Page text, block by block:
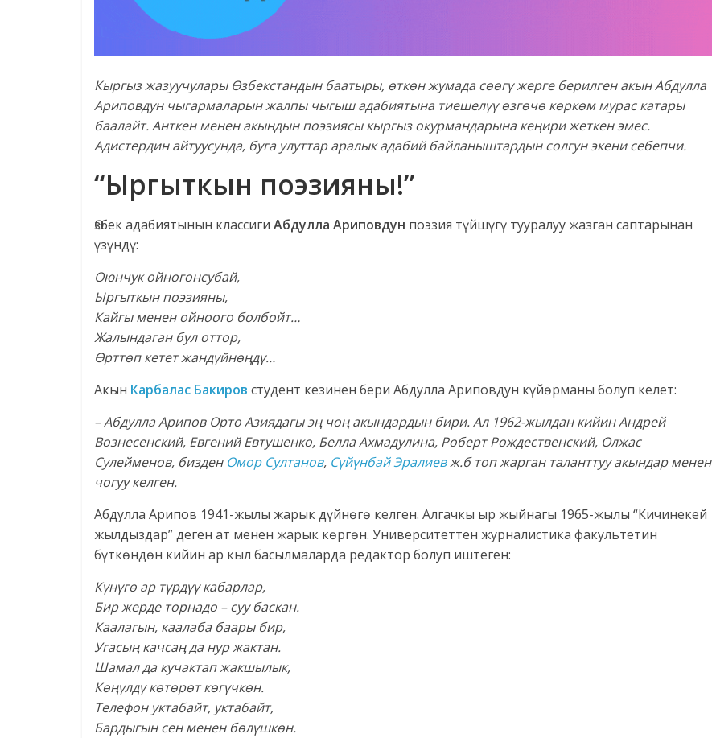
Кыргыз жазуучулары Өзбекстандын баатыры, өткөн жумада сөөгү жерге берилген акын Абдулла
Ариповдун чыгармаларын жалпы чыгыш адабиятына тиешелүү өзгөчө көркөм мурас катары
баалайт. Анткен менен акындын поэзиясы кыргыз окурмандарына кеңири жеткен эмес.
Адистердин айтуусунда, буга улуттар аралык адабий байланыштардын солгун экени себепчи.
“Ыргыткын поэзияны!”
Өзбек адабиятынын классиги Абдулла Ариповдун поэзия түйшүгү тууралуу жазган саптарынан
үзүндү:
Оюнчук ойногонсубай,
Ыргыткын поэзияны,
Кайгы менен ойноого болбойт…
Жалындаган бул оттор,
Өрттөп кетет жандүйнөңдү…
Акын Карбалас Бакиров студент кезинен бери Абдулла Ариповдун күйөрманы болуп келет:
– Абдулла Арипов Орто Азиядагы эңчоңакындардын бири. Ал 1962-жылдан кийин Андрей
Вознесенский, Евгений Евтушенко, Белла Ахмадулина, Роберт Рождественский, Олжас
Сулейменов, бизден Омор Султанов, Сүйүнбай Эралиевж.б топ жарган таланттуу акындар менен
чогуу келген.
Абдулла Арипов 1941-жылы жарык дүйнөгө келген. Алгачкы ыр жыйнагы 1965-жылы “Кичинекей
жылдыздар” деген ат менен жарык көргөн. ​Университеттен журналистика факультетин
бүткөндөн кийин ар кыл басылмаларда редактор болуп иштеген:
Күнүгө ар түрдүүкабарлар,
Бир жерде торнадо – суу баскан.
Каалагын, каалаба баары бир,
Угасыңкачсаңда нур жактан.
Шамал да кучактап жакшылык,
Көңүлдүкөтөрөт көгүчкөн.
Телефон уктабайт, уктабайт,
Бардыгын сен менен бөлүшкөн.